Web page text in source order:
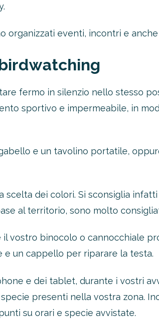
organizzati eventi, incontri e
fermo in silenzio nello stesso
sportivo e impermeabile, in
e un tavolino portatile,
dei colori. Si sconsiglia
al territorio, sono molto
vostro binocolo o cannocchiale
un cappello per riparare la testa.
e dei tablet, durante i vostri
presenti nella vostra zona.
su orari e specie avvistate.